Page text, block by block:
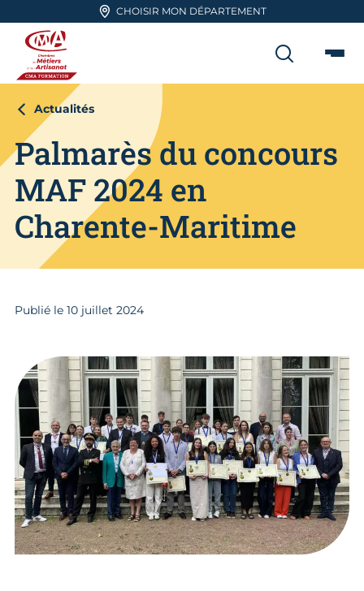
Aller en haut de pageCHOISIR MON DÉPARTEMENT
CMA FORMATION
Actualités
Palmarès du concours
MAF 2024 en
Charente-Maritime
Publié le 10 juillet 2024